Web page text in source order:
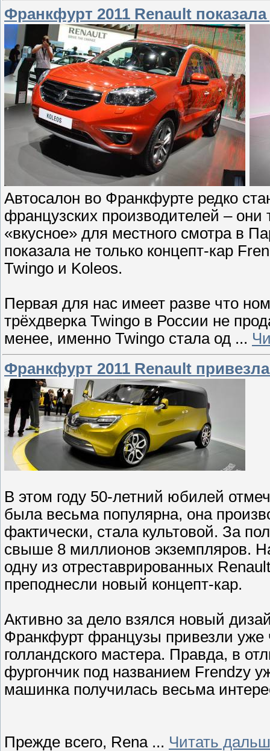
Франкфурт 2011 Renault
Автосалон во Франкфурте редко
французских производителей –
«вкусное» для местного смотра в
показала не только концепт-кар
Twingo и Koleos.
Первая для нас имеет разве что
трёхдверка Twingo в России не
менее, именно Twingo стала од ...
Франкфурт 2011 Renault
В этом году 50-летний юбилей
была весьма популярна, она
фактически, стала культовой. За
свыше 8 миллионов экземпляров.
одну из отреставрированных
преподнесли новый концепт-кар.
Активно за дело взялся новый
Франкфурт французы привезли
голландского мастера. Правда, в
фургончик под названием Frendzy
машинка получилась весьма
Прежде всего, Rena ... Читать